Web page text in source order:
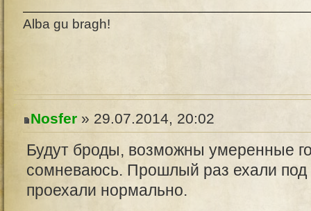
Alba gu bragh!
Nosfer » 29.07.2014, 20:02
Будут броды, возможны умеренные
сомневаюсь. Прошлый раз ехали
проехали нормально.